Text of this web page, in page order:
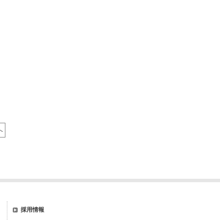
採用情報